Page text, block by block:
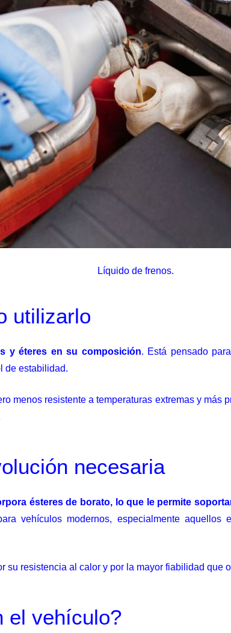
Líquido de frenos.
utilizarlo
y éteres en su composición. Está pensado
de estabilidad.
menos resistente a temperaturas extremas y
necesaria
ésteres de borato, lo que le permite
vehículos modernos, especialmente aquellos
su resistencia al calor y por la mayor fiabilidad que
el vehículo?